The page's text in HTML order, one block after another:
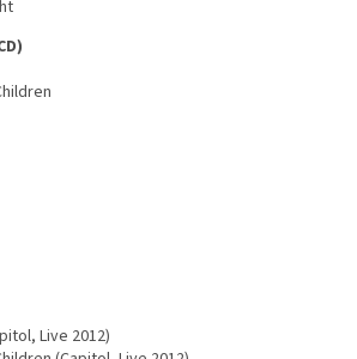
Live 2012)